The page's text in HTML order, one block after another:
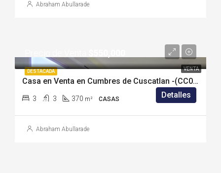
Abraham Abullarade
DESTACADA VENTA
Casa en Venta en Cumbres de Cuscatlan -(CC0202IB)
3 3 370 m² CASAS Detalles
Abraham Abullarade